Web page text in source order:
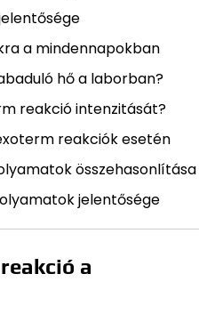
a mindennapokban
hő a laborban?
reakció intenzitását?
reakciók esetén
összehasonlítása
jelentősége
a